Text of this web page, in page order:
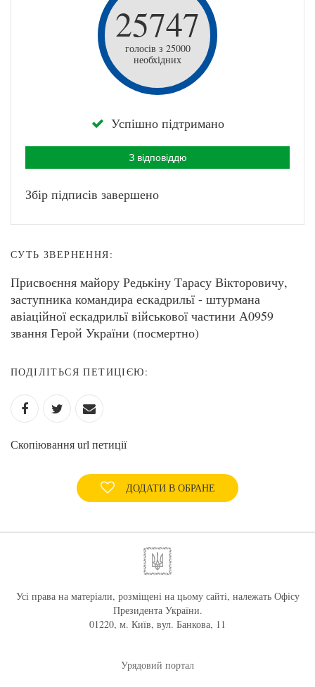
25747
голосів з 25000
необхідних
Успішно підтримано
З відповіддю
Збір підписів завершено
СУТЬ ЗВЕРНЕННЯ:
Присвоєння майору Редькіну Тарасу Вікторовичу,
заступника командира ескадрильї - штурмана
авіаційної ескадрильї військової частини А0959
звання Герой України (посмертно)
ПОДІЛІТЬСЯ ПЕТИЦІЄЮ:
Скопіювання url петиції
ДОДАТИ В ОБРАНЕ
Усі права на матеріали, розміщені на цьому сайті, належать Офісу
Президента України.
01220, м. Київ, вул. Банкова, 11
Урядовий портал